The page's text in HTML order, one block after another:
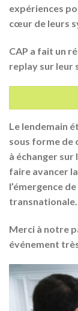
expériences
cœur de leurs
CAP a fait un
replay sur leur
Le lendemain
sous forme de
à échanger sur
faire avancer
l’émergence
transnationale.
Merci à notre
événement